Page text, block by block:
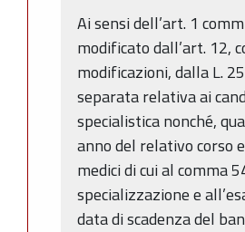
Ai sensi dell’art. 1
modificato dall’art. 12,
modificazioni, dalla L.
separata relativa ai
specialistica nonché,
anno del relativo corso
medici di cui al comma
specializzazione e
data di scadenza del